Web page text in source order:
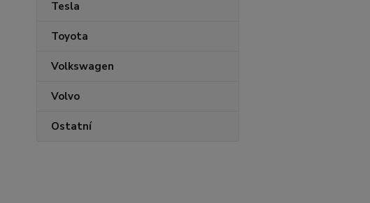
Tesla
Toyota
Volkswagen
Volvo
Ostatní